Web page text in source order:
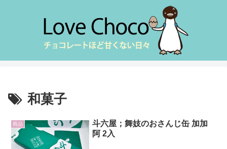
和菓子
商品
斗六屋；舞妓のおさんじ缶 加加
阿 2入